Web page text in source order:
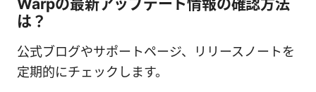
Warpの最新アップデート情報の確認方法
は？
公式ブログやサポートページ、リリースノートを
定期的にチェックします。